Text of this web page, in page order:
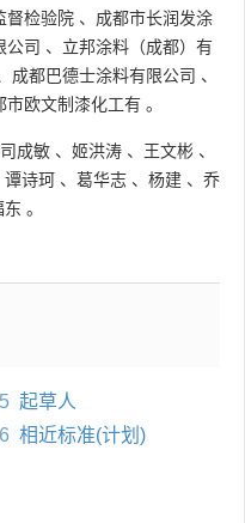
督检验院 、 成都市长润发涂
公司 、 立邦涂料（成都）有
成都巴德士涂料有限公司 、
市欧文制漆化工有 。
司成敏 、 姬洪涛 、 王文彬 、
谭诗珂 、 葛华志 、 杨建 、 乔
东 。
5 起草人
6 相近标准(计划)